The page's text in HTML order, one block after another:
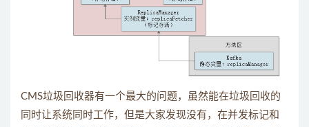
CMS垃圾回收器有一个最大的问题，虽然能在垃圾回收的
同时让系统同时工作，但是大家发现没有，在并发标记和